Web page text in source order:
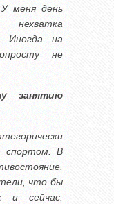
меня день
нехватка
Иногда на
не
занятию
спортом. В
что бы
и сейчас.